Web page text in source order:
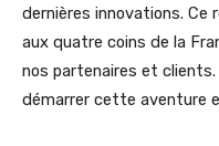
dernières innovations. Ce
aux quatre coins de la
nos partenaires et clients.
démarrer cette aventure